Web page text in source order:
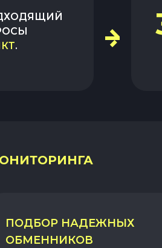
.
ПОДБОР НАДЕЖНЫХ
ОБМЕННИКОВ